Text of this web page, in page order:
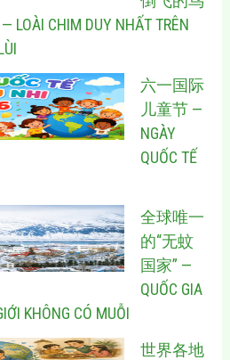
LOÀI CHIM DUY NHẤT TRÊN
六一国际
儿童节 —
NGÀY
QUỐC TẾ
全球唯一
的“无蚊
国家” —
QUỐC GIA
KHÔNG CÓ MUỖI
世界各地